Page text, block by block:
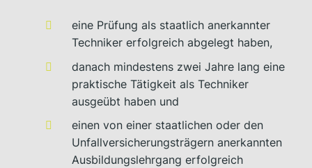
eine Prüfung als staatlich anerkannter
Techniker erfolgreich abgelegt haben,
danach mindestens zwei Jahre lang eine
praktische Tätigkeit als Techniker
ausgeübt haben und
einen von einer staatlichen oder den
Unfallversicherungsträgern anerkannten
Ausbildungslehrgang erfolgreich